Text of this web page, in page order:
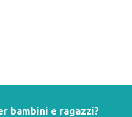
bambini e ragazzi?